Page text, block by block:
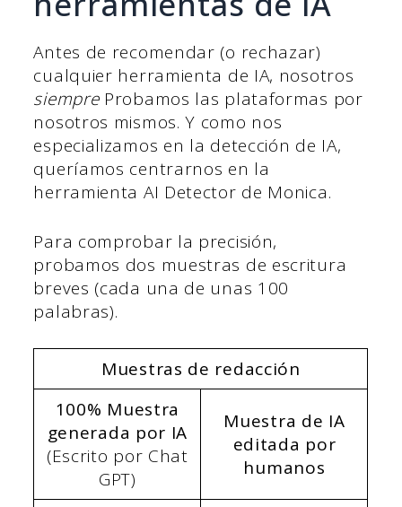
Antes de recomendar (o rechazar)
cualquier herramienta de IA, nosotros
siempreProbamos las plataformas por
nosotros mismos. Y como nos
especializamos en la detección de IA,
queríamos centrarnos en la
herramienta AI Detector de Monica.
Para comprobar la precisión,
probamos dos muestras de escritura
breves (cada una de unas 100
palabras).
Muestras de redacción
100% Muestra
generada por IA
(Escrito por Chat
GPT)
Muestra de IA
editada por
humanos